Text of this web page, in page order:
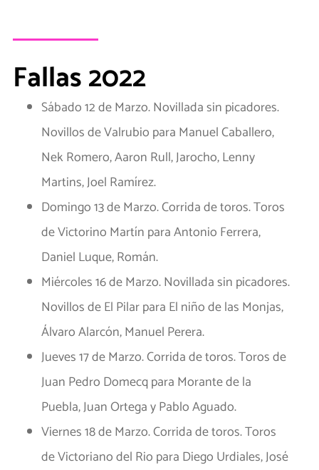
Fallas 2022
Sábado 12 de Marzo. Novillada sin picadores.
Novillos de Valrubio para Manuel Caballero,
Nek Romero, Aaron Rull, Jarocho, Lenny
Martins, Joel Ramírez.
Domingo 13 de Marzo. Corrida de toros. Toros
de Victorino Martín para Antonio Ferrera,
Daniel Luque, Román.
Miércoles 16 de Marzo. Novillada sin picadores.
Novillos de El Pilar para El niño de las Monjas,
Álvaro Alarcón, Manuel Perera.
Jueves 17 de Marzo. Corrida de toros. Toros de
Juan Pedro Domecq para Morante de la
Puebla, Juan Ortega y Pablo Aguado.
Viernes 18 de Marzo. Corrida de toros. Toros
de Victoriano del Rio para Diego Urdiales, José